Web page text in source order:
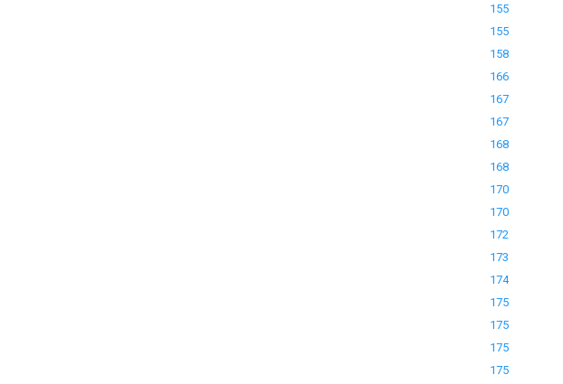
155
155
158
166
167
167
168
168
170
170
172
173
174
175
175
175
175